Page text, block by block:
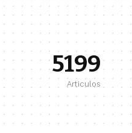
5199
Articulos